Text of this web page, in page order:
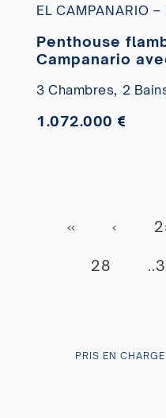
EL CAMPANARIO
Penthouse
Campanario
3 Chambres, 2
1.072.000 €
« ‹
28
PRIS EN